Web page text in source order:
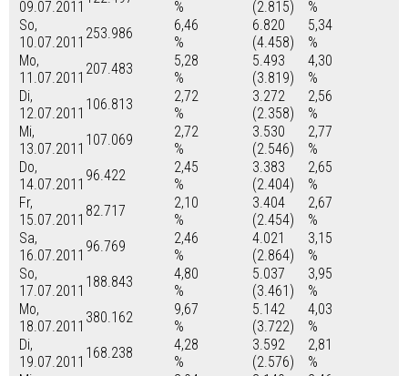
09.07.2011
%
(2.815)
%
So,
10.07.2011
253.986
6,46
%
6.820
(4.458)
5,34
%
Mo,
11.07.2011
207.483
5,28
%
5.493
(3.819)
4,30
%
Di,
12.07.2011
106.813
2,72
%
3.272
(2.358)
2,56
%
Mi,
13.07.2011
107.069
2,72
%
3.530
(2.546)
2,77
%
Do,
14.07.2011
96.422
2,45
%
3.383
(2.404)
2,65
%
Fr,
15.07.2011
82.717
2,10
%
3.404
(2.454)
2,67
%
Sa,
16.07.2011
96.769
2,46
%
4.021
(2.864)
3,15
%
So,
17.07.2011
188.843
4,80
%
5.037
(3.461)
3,95
%
Mo,
18.07.2011
380.162
9,67
%
5.142
(3.722)
4,03
%
Di,
19.07.2011
168.238
4,28
%
3.592
(2.576)
2,81
%